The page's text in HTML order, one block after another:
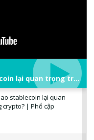
Stablecoin là gì? Tại sao stablecoin lại quan trọng trong thị trường crypto? | Phổ cập Blockchain
stablecoin lại quan
| Phổ cập